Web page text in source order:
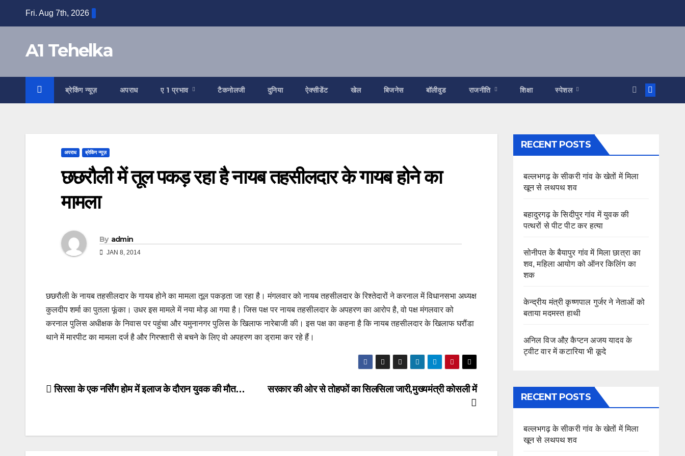
Fri. Aug 7th, 2026
A1 Tehelka
ब्रेकिंग न्यूज़ अपराध ए 1 प्रभाव टैकनोलजी दुनिया ऐक्सीडेंट खेल बिजनेस बॉलीवुड राजनीति शिक्षा स्पेशल
अपराध ब्रेकिंग न्यूज़
छछरौली में तूल पकड़ रहा है नायब तहसीलदार के गायब होने का
मामला
By admin
JAN 8, 2014
छछरौली के नायब तहसीलदार के गायब होने का मामला तूल पकड़ता जा रहा है। मंगलवार को नायब तहसीलदार के रिश्तेदारों ने करनाल में विधानसभा अध्यक्ष
कुलदीप शर्मा का पुतला फूंका। उधर इस मामले में नया मोड़ आ गया है। जिस पक्ष पर नायब तहसीलदार के अपहरण का आरोप है, वो पक्ष मंगलवार को
करनाल पुलिस अधीक्षक के निवास पर पहुंचा और यमुनानगर पुलिस के खिलाफ नारेबाजी की। इस पक्ष का कहना है कि नायब तहसीलदार के खिलाफ घरौंडा
थाने में मारपीट का मामला दर्ज है और गिरफ्तारी से बचने के लिए वो अपहरण का ड्रामा कर रहे हैं।
Post
सरकार की ओर से तोहफों का सिलसिला जारी,मुख्यमंत्री कोसली में
सिरसा के एक नर्सिंग होम में इलाज के दौरान युवक की मौत…
RECENT POSTS
बल्लभगढ़ के सीकरी गांव के खेतों में मिला
खून से लथपथ शव
बहादुरगढ़ के सिदीपुर गांव में युवक की
पत्थरों से पीट पीट कर हत्या
सोनीपत के बैयापुर गांव में मिला छात्रा का
शव, महिला आयोग को ऑनर किलिंग का
शक
केन्द्रीय मंत्री कृष्णपाल गुर्जर ने नेताओं को
बताया मदमस्त हाथी
अनिल विज औऱ कैप्टन अजय यादव के
ट्वीट वार में कटारिया भी कूदे
RECENT POSTS
बल्लभगढ़ के सीकरी गांव के खेतों में मिला
खून से लथपथ शव